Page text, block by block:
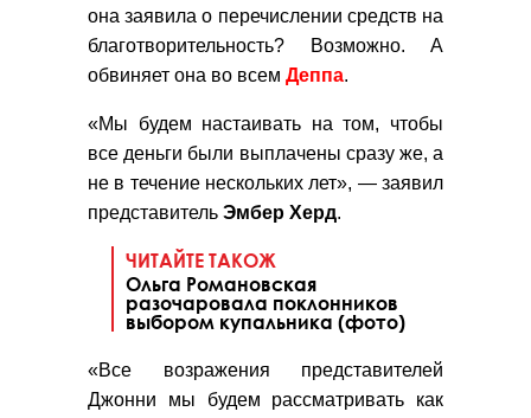
она заявила о перечислении средств на
благотворительность? Возможно. А
обвиняет она во всем Деппа.
«Мы будем настаивать на том, чтобы
все деньги были выплачены сразу же, а
не в течение нескольких лет», — заявил
представитель Эмбер Херд.
ЧИТАЙТЕ ТАКОЖ
Ольга Романовская
разочаровала поклонников
выбором купальника (фото)
«Все возражения представителей
Джонни мы будем рассматривать как